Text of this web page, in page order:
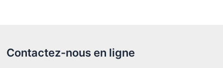
Contactez-nous en ligne